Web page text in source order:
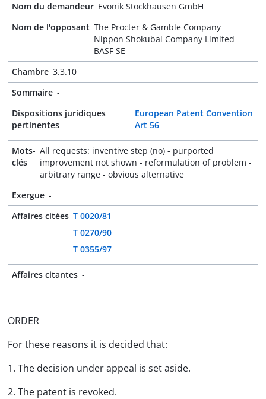
Nom du demandeur Evonik Stockhausen GmbH
Nom de l'opposant The Procter & Gamble Company
Nippon Shokubai Company Limited
BASF SE
Chambre 3.3.10
Sommaire -
Dispositions juridiques
pertinentes
European Patent Convention
Art 56
Mots-
clés
All requests: inventive step (no) - purported
improvement not shown - reformulation of problem -
arbitrary range - obvious alternative
Exergue -
Affaires citées T 0020/81
T 0270/90
T 0355/97
Affaires citantes -
ORDER
For these reasons it is decided that:
1. The decision under appeal is set aside.
2. The patent is revoked.